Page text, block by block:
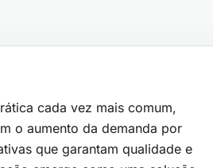
cada vez mais comum,
o aumento da demanda por
que garantam qualidade e